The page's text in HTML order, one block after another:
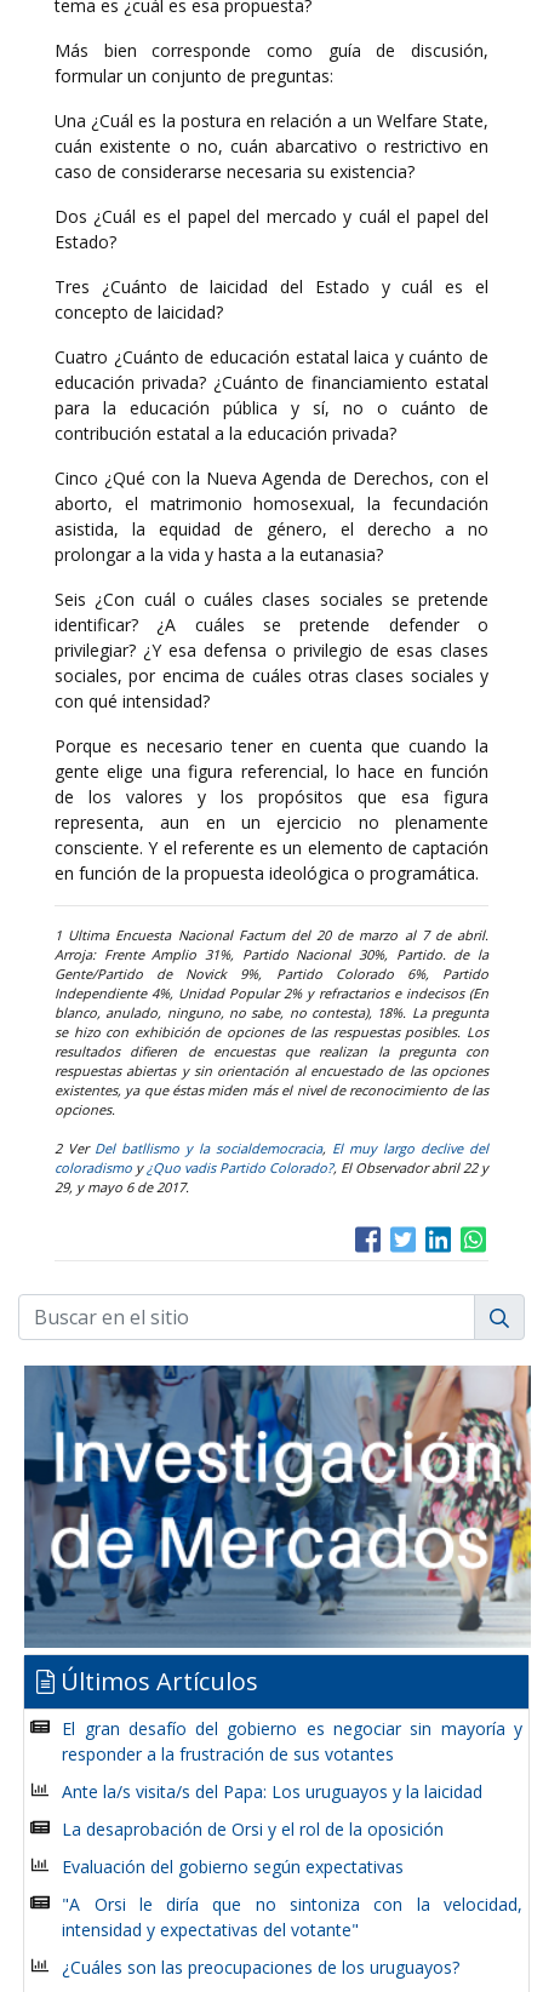
tema es ¿cuál es esa propuesta?
Más bien corresponde como guía de discusión,
formular un conjunto de preguntas:
Una ¿Cuál es la postura en relación a un Welfare State,
cuán existente o no, cuán abarcativo o restrictivo en
caso de considerarse necesaria su existencia?
Dos ¿Cuál es el papel del mercado y cuál el papel del
Estado?
Tres ¿Cuánto de laicidad del Estado y cuál es el
concepto de laicidad?
Cuatro ¿Cuánto de educación estatal laica y cuánto de
educación privada? ¿Cuánto de financiamiento estatal
para la educación pública y sí, no o cuánto de
contribución estatal a la educación privada?
Cinco ¿Qué con la Nueva Agenda de Derechos, con el
aborto, el matrimonio homosexual, la fecundación
asistida, la equidad de género, el derecho a no
prolongar a la vida y hasta a la eutanasia?
Seis ¿Con cuál o cuáles clases sociales se pretende
identificar? ¿A cuáles se pretende defender o
privilegiar? ¿Y esa defensa o privilegio de esas clases
sociales, por encima de cuáles otras clases sociales y
con qué intensidad?
Porque es necesario tener en cuenta que cuando la
gente elige una figura referencial, lo hace en función
de los valores y los propósitos que esa figura
representa, aun en un ejercicio no plenamente
consciente. Y el referente es un elemento de captación
en función de la propuesta ideológica o programática.
1 Ultima Encuesta Nacional Factum del 20 de marzo al 7 de abril.
Arroja: Frente Amplio 31%, Partido Nacional 30%, Partido. de la
Gente/Partido de Novick 9%, Partido Colorado 6%, Partido
Independiente 4%, Unidad Popular 2% y refractarios e indecisos (En
blanco, anulado, ninguno, no sabe, no contesta), 18%. La pregunta
se hizo con exhibición de opciones de las respuestas posibles. Los
resultados difieren de encuestas que realizan la pregunta con
respuestas abiertas y sin orientación al encuestado de las opciones
existentes, ya que éstas miden más el nivel de reconocimiento de las
opciones.
2 Ver Del batllismo y la socialdemocracia, El muy largo declive del
coloradismo y ¿Quo vadis Partido Colorado?, El Observador abril 22 y
29, y mayo 6 de 2017.
Últimos Artículos
El gran desafío del gobierno es negociar sin mayoría y
responder a la frustración de sus votantes
Ante la/s visita/s del Papa: Los uruguayos y la laicidad
La desaprobación de Orsi y el rol de la oposición
Evaluación del gobierno según expectativas
"A Orsi le diría que no sintoniza con la velocidad,
intensidad y expectativas del votante"
¿Cuáles son las preocupaciones de los uruguayos?